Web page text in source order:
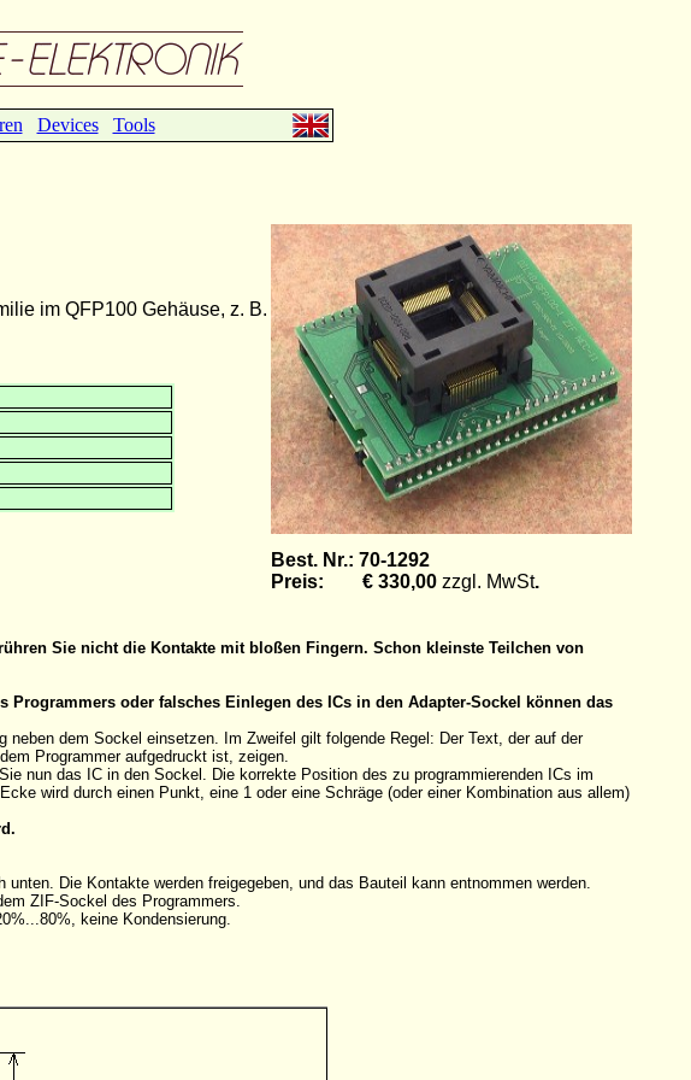
Devices Tools
im QFP100 Gehäuse, z. B.
Best. Nr.: 70-1292
Preis: € 330,00 zzgl. MwSt.
Sie nicht die Kontakte mit bloßen Fingern. Schon kleinste Teilchen von
oder falsches Einlegen des ICs in den Adapter-Sockel können das
dem Sockel einsetzen. Im Zweifel gilt folgende Regel: Der Text, der auf der
Programmer aufgedruckt ist, zeigen.
nun das IC in den Sockel. Die korrekte Position des zu programmierenden ICs im
wird durch einen Punkt, eine 1 oder eine Schräge (oder einer Kombination aus allem)
Die Kontakte werden freigegeben, und das Bauteil kann entnommen werden.
ZIF-Sockel des Programmers.
keine Kondensierung.